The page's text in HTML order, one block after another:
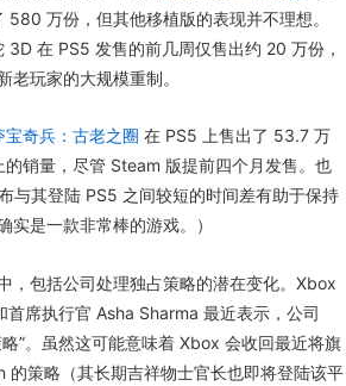
万份，但其他移植版的表现并不理想。
在 PS5 发售的前几周仅售出约 20 万份，
老玩家的大规模重制。
宝奇兵：古老之圈 在 PS5 上售出了 53.7 万
销量，尽管 Steam 版提前四个月发售。也
与其登陆 PS5 之间较短的时间差有助于保持
实是一款非常棒的游戏。）
，包括公司处理独占策略的潜在变化。Xbox
席执行官 Asha Sharma 最近表示，公司
”。虽然这可能意味着 Xbox 会收回最近将旗
的策略（其长期吉祥物士官长也即将登陆该平